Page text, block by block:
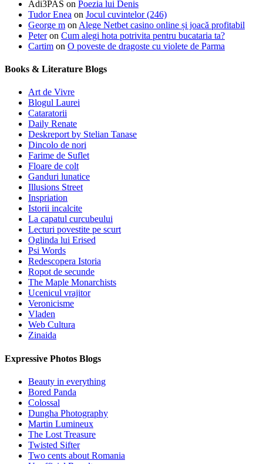
Adi3PAS on Poezia lui Denis
Tudor Enea on Jocul cuvintelor (246)
George m on Alege Netbet casino online și joacă profitabil
Peteron Cum alegi hota potrivita pentru bucataria ta?
Cartim on O poveste de dragoste cu violete de Parma
Books & Literature Blogs
Art de Vivre
Blogul Laurei
Cataratorii
Daily Renate
Deskreport by Stelian Tanase
Dincolo de nori
Farime de Suflet
Floare de colt
Ganduri lunatice
Illusions Street
Inspriation
Istorii incalcite
La capatul curcubeului
Lecturi povestite pe scurt
Oglinda lui Erised
Psi Words
Redescopera Istoria
Ropot de secunde
The Maple Monarchists
Ucenicul vrajitor
Veronicisme
Vladen
Web Cultura
Zinaida
Expressive Photos Blogs
Beauty in everything
Bored Panda
Colossal
Dungha Photography
Martin Lumineux
The Lost Treasure
Twisted Sifter
Two cents about Romania